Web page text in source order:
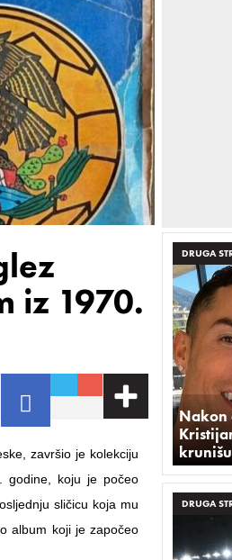
iz 1970.
završio je kolekciju
godine, koju je počeo
sličicu koja mu
album koji je započeo
DRUGA
Nakon
DRUGA